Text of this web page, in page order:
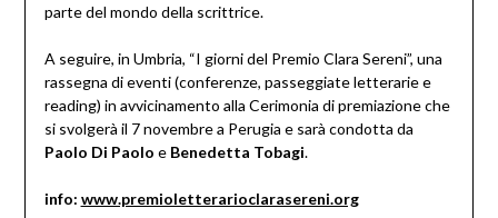
parte del mondo della scrittrice.
A seguire, in Umbria, “I giorni del Premio Clara Sereni”, una
rassegna di eventi (conferenze, passeggiate letterarie e
reading) in avvicinamento alla Cerimonia di premiazione che
si svolgerà il 7 novembre a Perugia e sarà condotta da
Paolo Di Paolo e Benedetta Tobagi.
info: www.premioletterarioclarasereni.org